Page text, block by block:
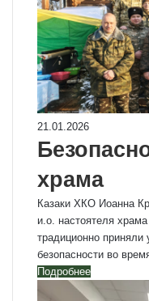
21.01.2026
храма
Казаки ХКО Иоанна
и.о. настоятеля
традиционно приняли
безопасности во
Подробнее